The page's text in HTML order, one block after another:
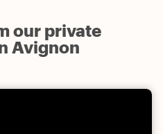
our private
Avignon